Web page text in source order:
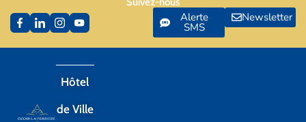
Hôtel
de Ville
Alerte
SMS
Newsletter